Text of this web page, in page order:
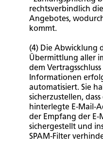
rechtsverbindlich
Angebotes,
kommt.
(4) Die Abwicklung
Übermittlung aller
dem
Informationen
automatisiert. Sie
sicherzustellen,
hinterlegte E-Mail-
der Empfang der E-
sichergestellt und
SPAM-Filter